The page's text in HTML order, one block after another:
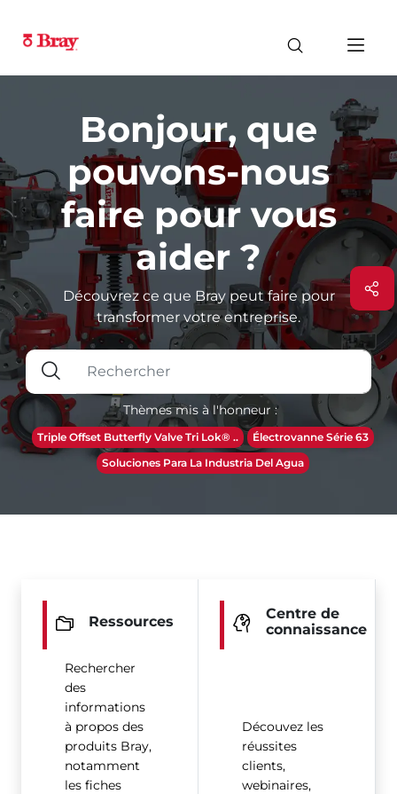
Bonjour, que
pouvons-nous
faire pour vous
aider ?
Découvrez ce que Bray peut faire pour
transformer votre entreprise.
Thèmes mis à l'honneur :
Triple Offset Butterfly Valve Tri Lok® ..
Électrovanne Série 63
Soluciones Para La Industria Del Agua
Ressources
Rechercher
des
informations
à propos des
produits Bray,
notamment
les fiches
Centre de
connaissance
Découvez les
réussites
clients,
webinaires,